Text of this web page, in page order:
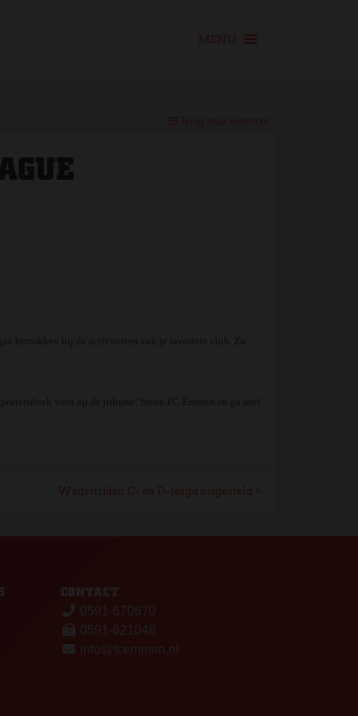
MENU
betrokken bij de activiteiten van je favoriete club. Zo
voor op de tribune! Steun FC Emmen en ga snel
Wedstrijden C- en D-jeugd uitgesteld
CONTACT
0591-670670
0591-621048
info@fcemmen.nl